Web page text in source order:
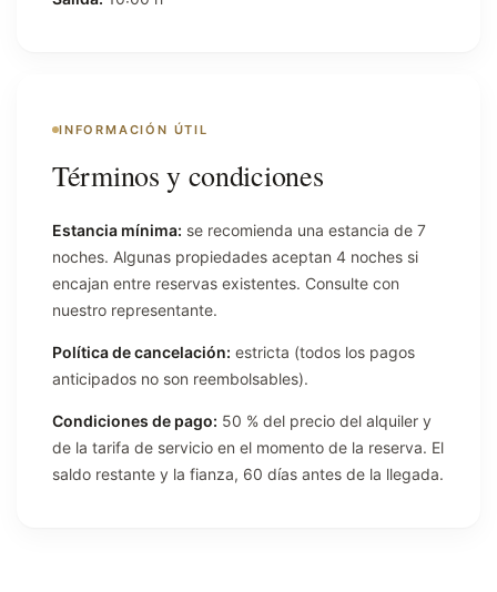
INFORMACIÓN ÚTIL
Términos y condiciones
Estancia mínima: se recomienda una estancia de 7
noches. Algunas propiedades aceptan 4 noches si
encajan entre reservas existentes. Consulte con
nuestro representante.
Política de cancelación: estricta (todos los pagos
anticipados no son reembolsables).
Condiciones de pago: 50 % del precio del alquiler y
de la tarifa de servicio en el momento de la reserva. El
saldo restante y la fianza, 60 días antes de la llegada.